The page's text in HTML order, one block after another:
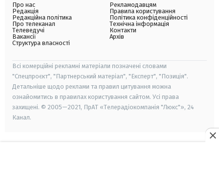
Про нас
Редакція
Редакційна політика
Про телеканал
Телеведучі
Вакансії
Структура власності
Рекламодавцям
Правила користування
Політика конфіденційності
Технічна інформація
Контакти
Архів
Всі комерційні рекламні матеріали позначені словами
"Спецпроєкт", "Партнерський матеріал", "Експерт", "Позиція".
Детальніше щодо реклами та правил цитування можна
ознайомитись в правилах користування сайтом. Усі права
захищені. © 2005—2021, ПрАТ «Телерадіокомпанія "Люкс"», 24
Канал.